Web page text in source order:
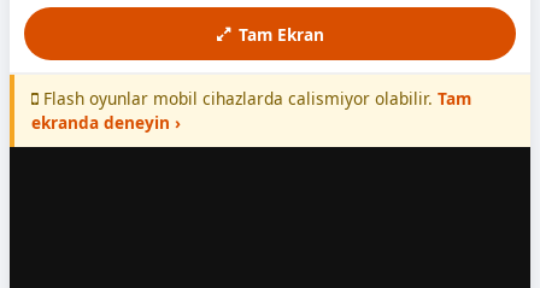
Yarış
Tam Ekran
Flash oyunlar mobil cihazlarda calismiyor olabilir. Tam
ekranda deneyin ›